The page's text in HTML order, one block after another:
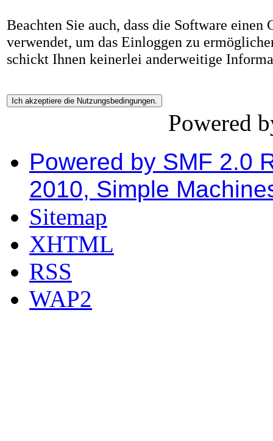
Beachten Sie auch, dass die Software
verwendet, um das Einloggen zu
schickt Ihnen keinerlei anderweitige
Powered
Powered by SMF 2.0
2010, Simple
Sitemap
XHTML
RSS
WAP2